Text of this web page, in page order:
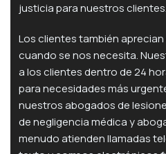
justicia para nuestros clientes.
Los clientes también
cuando se nos necesita.
a los clientes dentro de 24
para necesidades más
nuestros abogados de
de negligencia médica y
menudo atienden llamadas